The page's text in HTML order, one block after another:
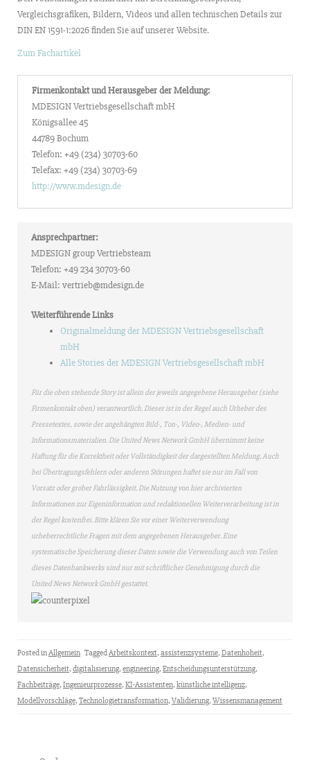
Vergleichsgrafiken, Bildern, Videos und allen technischen Details zur
DIN EN 1591-1:2026 finden Sie auf unserer Website.
Zum Fachartikel
Firmenkontakt und Herausgeber der Meldung:
MDESIGN Vertriebsgesellschaft mbH
Königsallee 45
44789 Bochum
Telefon: +49 (234) 30703-60
Telefax: +49 (234) 30703-69
http://www.mdesign.de
Ansprechpartner:
MDESIGN group Vertriebsteam
Telefon: +49 234 30703-60
E-Mail: vertrieb@mdesign.de
Weiterführende Links
Originalmeldung der MDESIGN Vertriebsgesellschaft
mbH
Alle Stories der MDESIGN Vertriebsgesellschaft mbH
Für die oben stehende Story ist allein der jeweils angegebene Herausgeber (siehe
Firmenkontakt oben) verantwortlich. Dieser ist in der Regel auch Urheber des
Pressetextes, sowie der angehängten Bild-, Ton-, Video-, Medien- und
Informationsmaterialien. Die United News Network GmbH übernimmt keine
Haftung für die Korrektheit oder Vollständigkeit der dargestellten Meldung. Auch
bei Übertragungsfehlern oder anderen Störungen haftet sie nur im Fall von
Vorsatz oder grober Fahrlässigkeit. Die Nutzung von hier archivierten
Informationen zur Eigeninformation und redaktionellen Weiterverarbeitung ist in
der Regel kostenfrei. Bitte klären Sie vor einer Weiterverwendung
urheberrechtliche Fragen mit dem angegebenen Herausgeber. Eine
systematische Speicherung dieser Daten sowie die Verwendung auch von Teilen
dieses Datenbankwerks sind nur mit schriftlicher Genehmigung durch die
United News Network GmbH gestattet.
Posted inAllgemein TaggedArbeitskontext,assistenzsysteme,Datenhoheit,
Datensicherheit,digitalisierung,engineering,Entscheidungsunterstützung,
Fachbeiträge,Ingenieurprozesse,KI-Assistenten,künstliche intelligenz,
Modellvorschläge,Technologietransformation,Validierung,Wissensmanagement